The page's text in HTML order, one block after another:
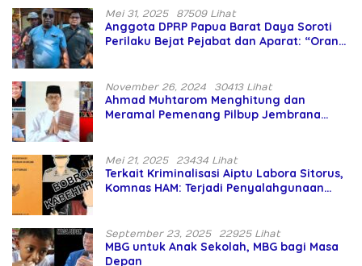
Mei 31, 2025 87509 Lihat
Anggota DPRP Papua Barat Daya Soroti
Perilaku Bejat Pejabat dan Aparat: “Orang
November 26, 2024 30413 Lihat
Ahmad Muhtarom Menghitung dan
Meramal Pemenang Pilbup Jembrana
Mei 21, 2025 23434 Lihat
Terkait Kriminalisasi Aiptu Labora Sitorus,
Komnas HAM: Terjadi Penyalahgunaan
September 23, 2025 22925 Lihat
MBG untuk Anak Sekolah, MBG bagi Masa
Depan